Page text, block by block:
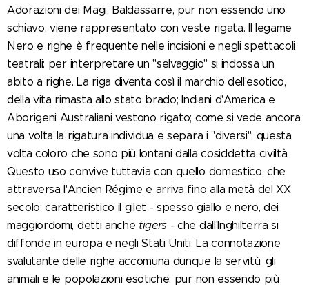
Adorazioni dei Magi, Baldassarre, pur non essendo uno
schiavo, viene rappresentato con veste rigata. Il legame
Nero e righe è frequente nelle incisioni e negli spettacoli
teatrali: per interpretare un "selvaggio" si indossa un
abito a righe. La riga diventa così il marchio dell'esotico,
della vita rimasta allo stato brado; Indiani d'America e
Aborigeni Australiani vestono rigato; come si vede ancora
una volta la rigatura individua e separa i "diversi": questa
volta coloro che sono più lontani dalla cosiddetta civiltà.
Questo uso convive tuttavia con quello domestico, che
attraversa l'Ancien Régime e arriva fino alla metà del XX
secolo; caratteristico il gilet - spesso giallo e nero, dei
maggiordomi, detti anche tigers - che dall'Inghilterra si
diffonde in europa e negli Stati Uniti. La connotazione
svalutante delle righe accomuna dunque la servitù, gli
animali e le popolazioni esotiche; pur non essendo più